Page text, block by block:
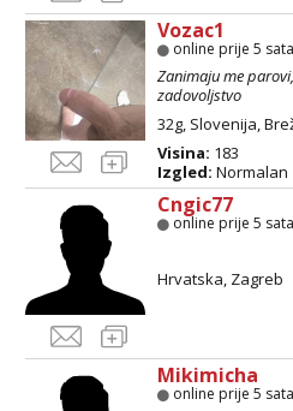
Vozac1
online prije 5 sata
Zanimaju me
zadovoljstvo
32g, Slovenija,
Visina: 183
Izgled: Normalan
Cngic77
online prije 5 sata
Hrvatska, Zagreb
Mikimicha
online prije 5 sata